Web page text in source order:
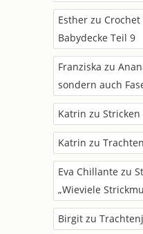
Esther zu
Babydecke Teil 9
Franziska zu
sondern auch
Katrin zu
Katrin zu
Eva Chillante zu
„Wieviele
Birgit zu